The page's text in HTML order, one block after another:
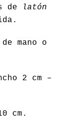
de
latón
mano o
2 cm –
cm.